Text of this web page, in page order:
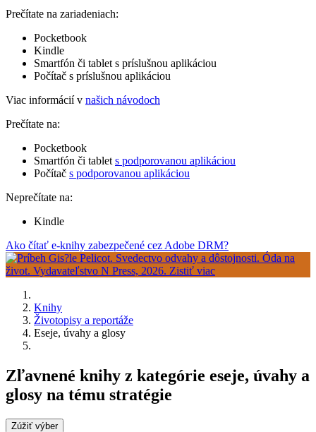
Prečítate na zariadeniach:
Pocketbook
Kindle
Smartfón či tablet s príslušnou aplikáciou
Počítač s príslušnou aplikáciou
Viac informácií v našich návodoch
Prečítate na:
Pocketbook
Smartfón či tablet s podporovanou aplikáciou
Počítač s podporovanou aplikáciou
Neprečítate na:
Kindle
Ako čítať e-knihy zabezpečené cez Adobe DRM?
Knihy
Životopisy a reportáže
Eseje, úvahy a glosy
Zľavnené knihy z kategórie eseje, úvahy a
glosy na tému stratégie
Zúžiť výber